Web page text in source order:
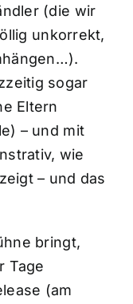
(die wir
unkorrekt,
sogar
Eltern
– und mit
wie
– und das
bringt,
Tage
(am